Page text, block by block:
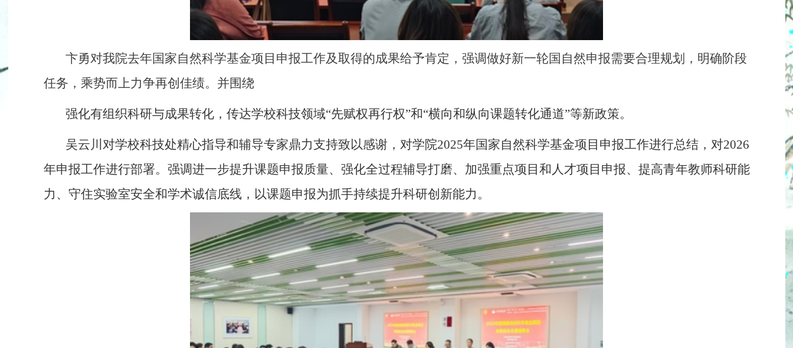
卞勇对我院去年国家自然科学基金项目申报工作及取得的成果给予肯定，强调做好新一轮国自然申报需要合理规划，明确阶段
任务，乘势而上力争再创佳绩。并围绕
强化有组织科研与成果转化，传达学校科技领域“先赋权再行权”和“横向和纵向课题转化通道”等新政策。
吴云川对学校科技处精心指导和辅导专家鼎力支持致以感谢，对学院2025年国家自然科学基金项目申报工作进行总结，对2026
年申报工作进行部署。强调进一步提升课题申报质量、强化全过程辅导打磨、加强重点项目和人才项目申报、提高青年教师科研能
力、守住实验室安全和学术诚信底线，以课题申报为抓手持续提升科研创新能力。